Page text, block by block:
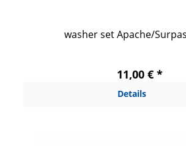
washer set Apache/
11,00 € *
Details